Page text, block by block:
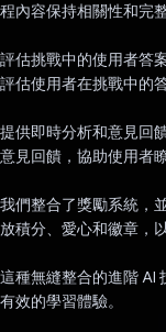
程內容保持相關性和完整
評估挑戰中的使用者答
評估使用者在挑戰中的
提供即時分析和意見回
意見回饋，協助使用者
我們整合了獎勵系統，
放積分、愛心和徽章，
這種無縫整合的進階 AI
有效的學習體驗。